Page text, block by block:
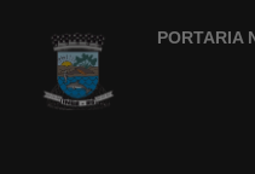
PORTARIA